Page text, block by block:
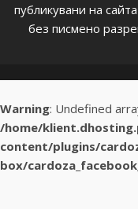
публикувани на
без писмено
Warning: Undefined
/home/
content/plugins/
box/